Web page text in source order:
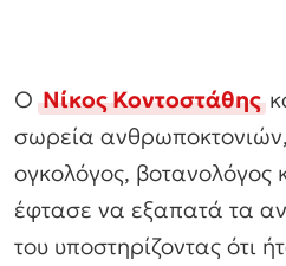
ΟΝίκος Κοντοστάθης
σωρεία
ογκολόγος, βοτανολόγος
έφτασε να εξαπατά τα
του υποστηρίζοντας ότι